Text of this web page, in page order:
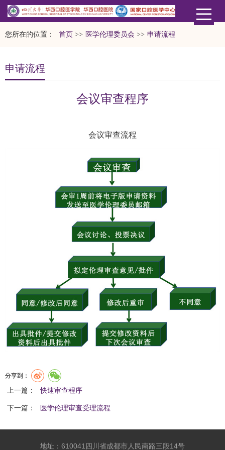
您所在的位置： 首页 >> 医学伦理委员会 >> 申请流程
申请流程
会议审查程序
会议审查流程
分享到：
上一篇： 快速审查程序
下一篇： 医学伦理审查受理流程
地址：610041四川省成都市人民南路三段14号